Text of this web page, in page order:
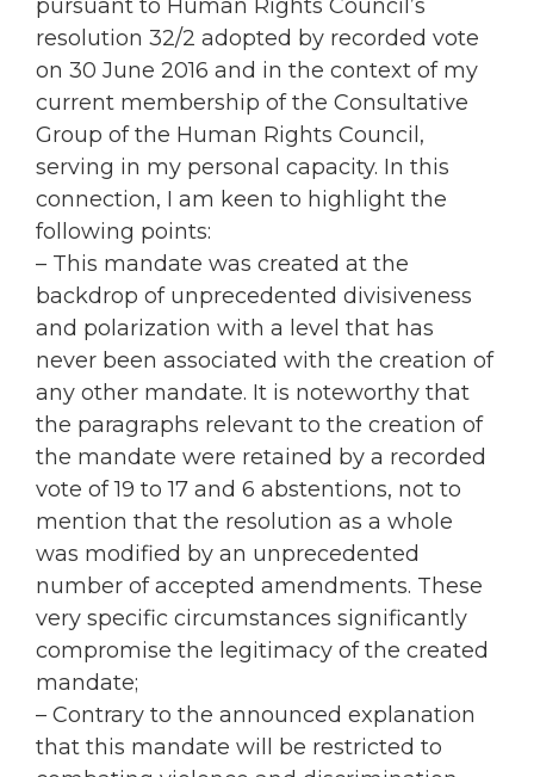
pursuant to Human Rights Council’s
resolution 32/2 adopted by recorded vote
on 30 June 2016 and in the context of my
current membership of the Consultative
Group of the Human Rights Council,
serving in my personal capacity. In this
connection, I am keen to highlight the
following points:
– This mandate was created at the
backdrop of unprecedented divisiveness
and polarization with a level that has
never been associated with the creation of
any other mandate. It is noteworthy that
the paragraphs relevant to the creation of
the mandate were retained by a recorded
vote of 19 to 17 and 6 abstentions, not to
mention that the resolution as a whole
was modified by an unprecedented
number of accepted amendments. These
very specific circumstances significantly
compromise the legitimacy of the created
mandate;
– Contrary to the announced explanation
that this mandate will be restricted to